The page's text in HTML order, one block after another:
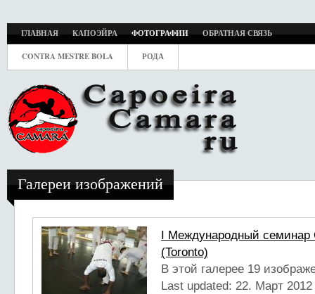
ГЛАВНАЯ КАПОЭЙРА ФОТОГРАФИИ ОБРАТНАЯ СВЯЗЬ
CONTRA MESTRE BOLA РОДА
Галереи изображений
I Международный семинар
(Toronto)
В этой галерее 19
Last updated: 22. Март 2012